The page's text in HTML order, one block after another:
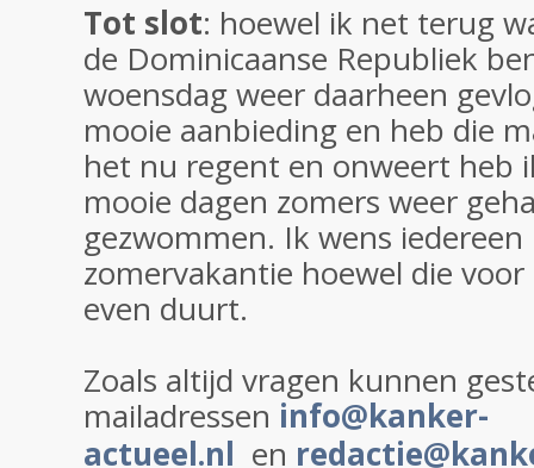
Tot slot: hoewel ik net terug
de Dominicaanse Republiek
woensdag weer daarheen
mooie aanbieding en heb die
het nu regent en onweert heb
mooie dagen zomers weer
gezwommen. Ik wens
zomervakantie hoewel die
even duurt.
Zoals altijd vragen kunnen
mailadressen info@kanker-
actueel.nl en